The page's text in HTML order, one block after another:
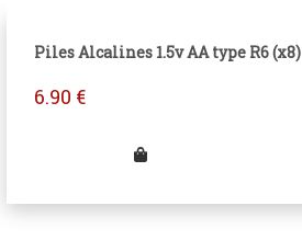
Piles Alcalines 1.5v AA type R6 (x8)
6.90 €